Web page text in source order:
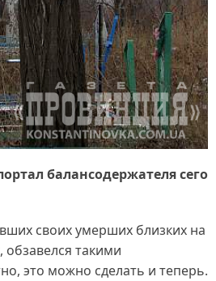
балансодержателя сего
своих умерших близких на
обзавелся такими
это можно сделать и теперь.